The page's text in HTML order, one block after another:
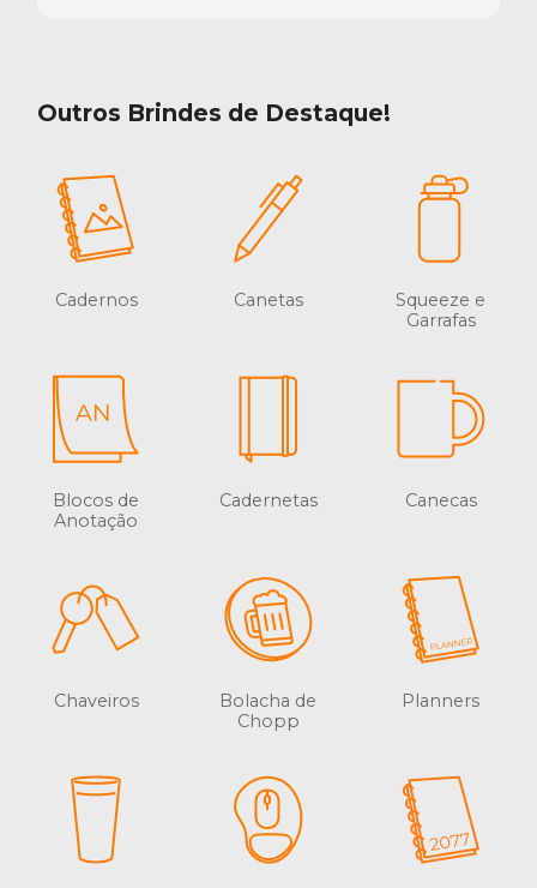
Outros Brindes de Destaque!
Cadernos Canetas
Squeeze e
Garrafas
Blocos de
Anotação
Cadernetas Canecas
Chaveiros
Bolacha de
Chopp
Planners